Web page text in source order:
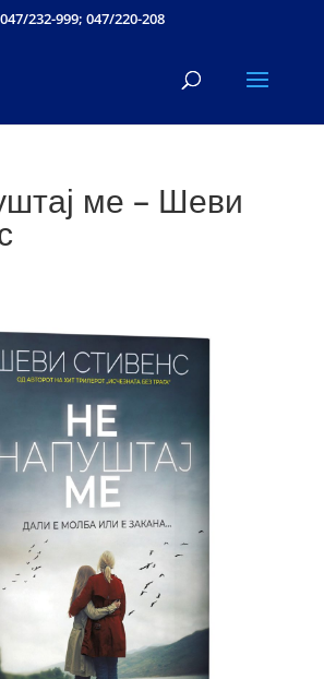
047/232-999; 047/220-208
ме – Шеви